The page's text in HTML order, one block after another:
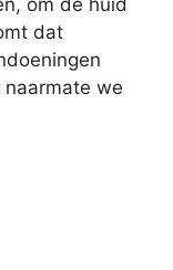
om de huid
dat
we